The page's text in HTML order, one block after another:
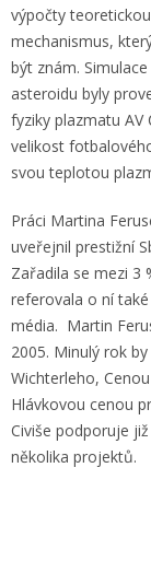
výpočty
mechanismus,
být znám.
asteroidu byly
fyziky plazmatu AV
velikost
svou teplotou
Práci Martina
uveřejnil prestižní
Zařadila se mezi 3
referovala o ní
média. Martin
2005. Minulý rok
Wichterleho,
Hlávkovou cenou
Civiše podporuje
několika projektů.